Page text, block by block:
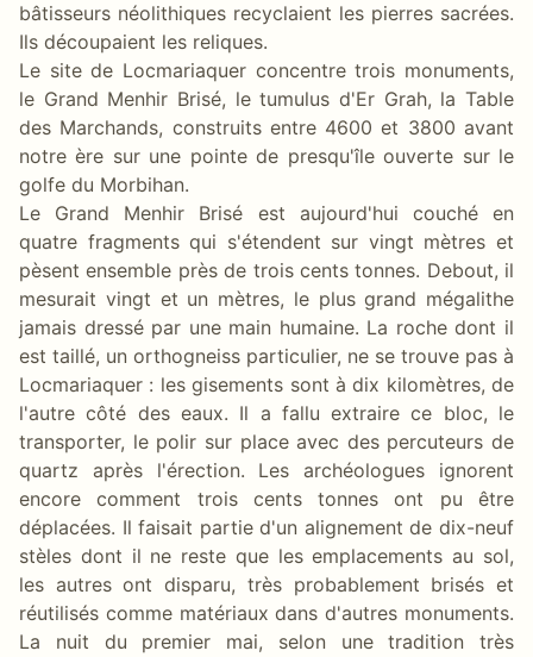
bâtisseurs néolithiques recyclaient les pierres sacrées.
Ils découpaient les reliques.
Le site de Locmariaquer concentre trois monuments,
le Grand Menhir Brisé, le tumulus d'Er Grah, la Table
des Marchands, construits entre 4600 et 3800 avant
notre ère sur une pointe de presqu'île ouverte sur le
golfe du Morbihan.
Le Grand Menhir Brisé est aujourd'hui couché en
quatre fragments qui s'étendent sur vingt mètres et
pèsent ensemble près de trois cents tonnes. Debout, il
mesurait vingt et un mètres, le plus grand mégalithe
jamais dressé par une main humaine. La roche dont il
est taillé, un orthogneiss particulier, ne se trouve pas à
Locmariaquer : les gisements sont à dix kilomètres, de
l'autre côté des eaux. Il a fallu extraire ce bloc, le
transporter, le polir sur place avec des percuteurs de
quartz après l'érection. Les archéologues ignorent
encore comment trois cents tonnes ont pu être
déplacées. Il faisait partie d'un alignement de dix-neuf
stèles dont il ne reste que les emplacements au sol,
les autres ont disparu, très probablement brisés et
réutilisés comme matériaux dans d'autres monuments.
La nuit du premier mai, selon une tradition très